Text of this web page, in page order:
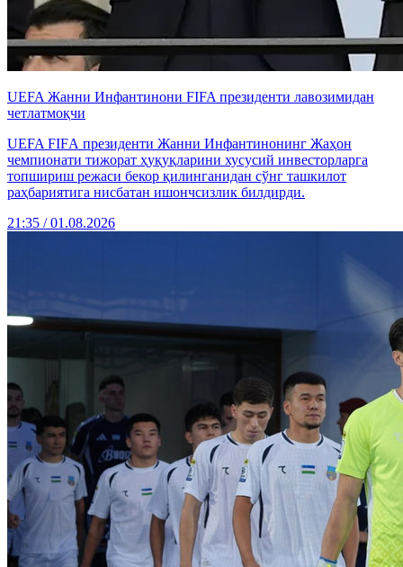
UEFA Жанни Инфантинони FIFA президенти лавозимидан
четлатмоқчи
UEFA FIFА президенти Жанни Инфантинонинг Жаҳон
чемпионати тижорат ҳуқуқларини хусусий инвесторларга
топшириш режаси бекор қилинганидан сўнг ташкилот
раҳбариятига нисбатан ишончсизлик билдирди.
21:35 / 01.08.2026